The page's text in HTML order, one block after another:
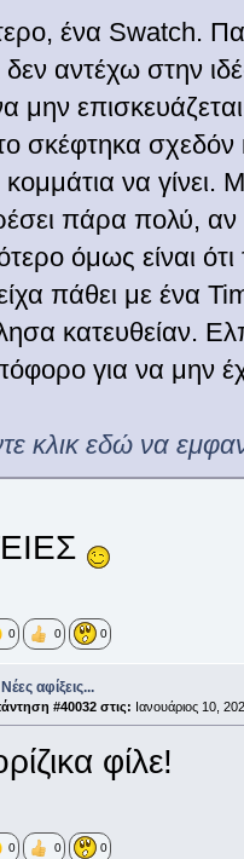
ένα Swatch.
δεν αντέχω στην
μην
σκέφτηκα
κομμάτια να γίνει.
πάρα πολύ, αν
όμως είναι
είχα πάθει με ένα
κατευθείαν.
για να μην
κλικ εδώ να
0 0 0
αφίξεις...
#40032 στις: Ιανουάριος 10,
φίλε!
0 0 0